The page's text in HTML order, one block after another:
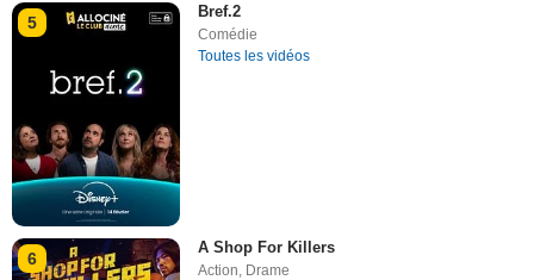
5
Bref.2
Comédie
Toutes les vidéos
6
A Shop For Killers
Action, Drame